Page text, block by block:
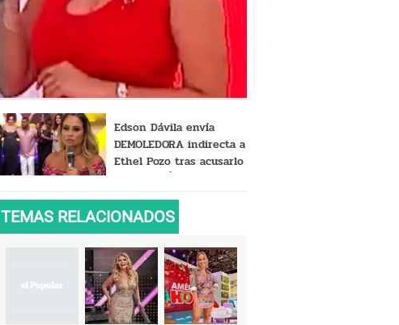
Edson Dávila envía
DEMOLEDORA indirecta a
Ethel Pozo tras acusarlo
de TRAICIÓN: "Estoy con
considero..."
TEMAS RELACIONADOS